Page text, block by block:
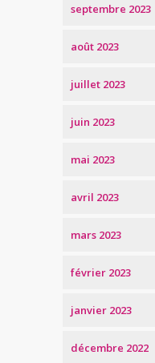
septembre 2023
août 2023
juillet 2023
juin 2023
mai 2023
avril 2023
mars 2023
février 2023
janvier 2023
décembre 2022